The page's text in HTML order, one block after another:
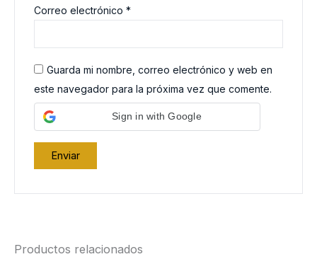
Correo electrónico*
Guarda mi nombre, correo electrónico y web en
este navegador para la próxima vez que comente.
Sign in with Google
Productos relacionados